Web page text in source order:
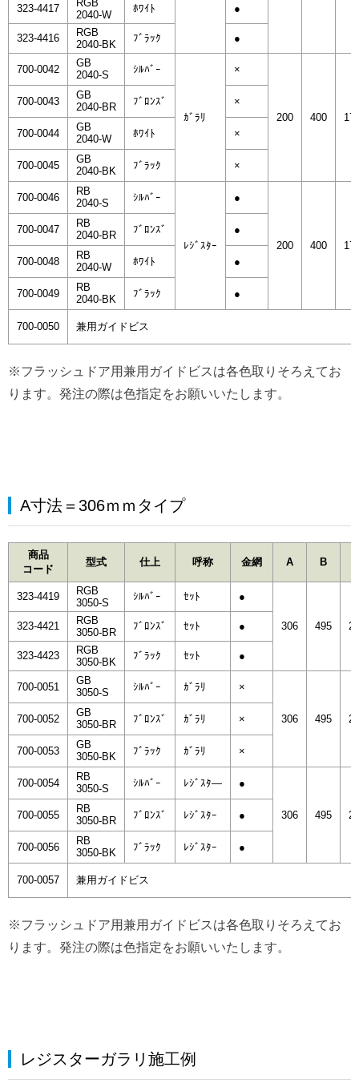
323-4417
RGB
2040-W
ﾎﾜｲﾄ ●
323-4416
RGB
2040-BK
ﾌﾞﾗｯｸ ●
700-0042
GB
2040-S
ｼﾙﾊﾞｰ
ｶﾞﾗﾘ
×
200 400
700-0043
GB
2040-BR
ﾌﾞﾛﾝｽﾞ ×
700-0044
GB
2040-W
ﾎﾜｲﾄ ×
700-0045
GB
2040-BK
ﾌﾞﾗｯｸ ×
700-0046
RB
2040-S
ｼﾙﾊﾞｰ
ﾚｼﾞｽﾀｰ
●
200 400
700-0047
RB
2040-BR
ﾌﾞﾛﾝｽﾞ ●
700-0048
RB
2040-W
ﾎﾜｲﾄ ●
700-0049
RB
2040-BK
ﾌﾞﾗｯｸ ●
700-0050 兼用ガイドビス
※フラッシュドア用兼用ガイドビスは各色取りそろえてお
ります。発注の際は色指定をお願いいたします。
A寸法＝306ｍｍタイプ
商品
コード
型式 仕上 呼称 金網 A B
323-4419
RGB
3050-S
ｼﾙﾊﾞｰ ｾｯﾄ ●
306 495
323-4421
RGB
3050-BR
ﾌﾞﾛﾝｽﾞ ｾｯﾄ ●
323-4423
RGB
3050-BK
ﾌﾞﾗｯｸ ｾｯﾄ ●
700-0051
GB
3050-S
ｼﾙﾊﾞｰ ｶﾞﾗﾘ ×
306 495
700-0052
GB
3050-BR
ﾌﾞﾛﾝｽﾞ ｶﾞﾗﾘ ×
700-0053
GB
3050-BK
ﾌﾞﾗｯｸ ｶﾞﾗﾘ ×
700-0054
RB
3050-S
ｼﾙﾊﾞｰ ﾚｼﾞｽﾀ― ●
306 495
700-0055
RB
3050-BR
ﾌﾞﾛﾝｽﾞ ﾚｼﾞｽﾀｰ ●
700-0056
RB
3050-BK
ﾌﾞﾗｯｸ ﾚｼﾞｽﾀｰ ●
700-0057 兼用ガイドビス
※フラッシュドア用兼用ガイドビスは各色取りそろえてお
ります。発注の際は色指定をお願いいたします。
レジスターガラリ施工例